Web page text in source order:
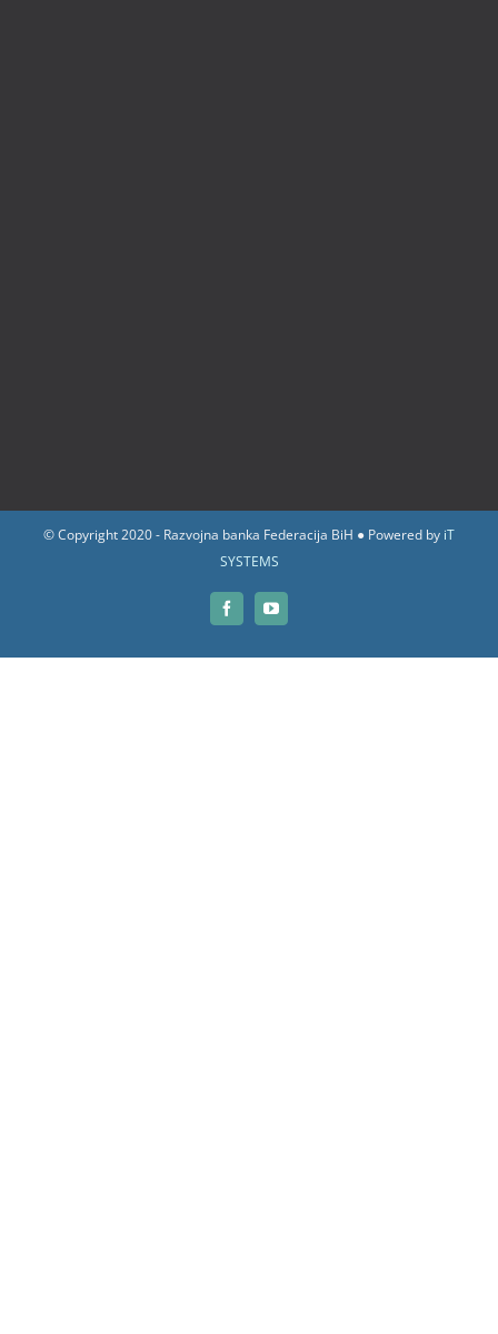
© Copyright 2020 - Razvojna banka Federacija BiH ● Powered by iT
SYSTEMS
FacebookYouTube